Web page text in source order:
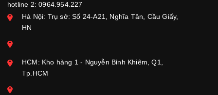
hotline 2: 0964.954.227
Hà Nội: Trụ sở: Số 24-A21, Nghĩa Tân, Cầu Giấy,
HN
HCM: Kho hàng 1 - Nguyễn Bỉnh Khiêm, Q1,
Tp.HCM